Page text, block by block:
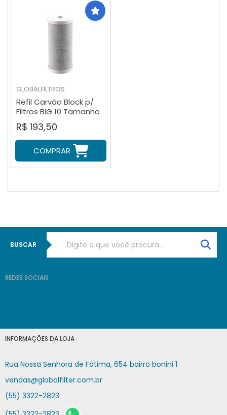
GLOBALFILTROS
Refil Carvão Block p/
Filtros BIG 10 Tamanho
40 micras 262mm
R$ 193,50
COMPRAR
BUSCAR
REDES SOCIAIS
INFORMAÇÕES DA LOJA
Rua Nossa Senhora de Fátima, 654 bairro bonini 1
vendas@globalfilter.com.br
(55) 3322-2823